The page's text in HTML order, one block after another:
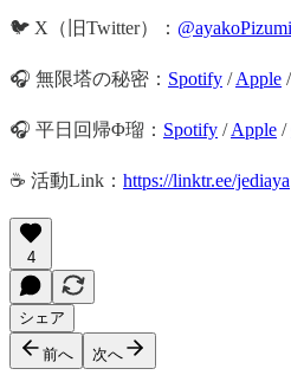
🐦 X（旧Twitter）： @ayakoPizumi
🎧 無限塔の秘密： Spotify /Apple /
🎧 平日回帰Φ瑠： Spotify /Apple /
☕️ 活動Link： https://linktr.ee/jediaya
4
シェア
前へ 次へ